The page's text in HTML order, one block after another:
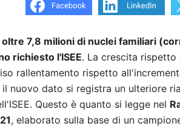
7,8 milioni di nuclei familiari
richiesto l'ISEE. La crescita rispetto
rallentamento rispetto
il nuovo dato si registra un ulteriore
Questo è quanto si legge nel
, elaborato sulla base di un